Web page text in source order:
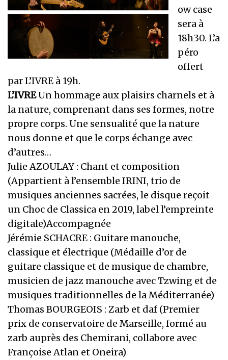
ow case
sera à
18h30. L’a
péro
offert
par L’IVRE à 19h.
L’IVREUn hommage aux plaisirs charnels et à
la nature, comprenant dans ses formes, notre
propre corps. Une sensualité que la nature
nous donne et que le corps échange avec
d’autres…
Julie AZOULAY : Chant et composition
(Appartient à l’ensemble IRINI, trio de
musiques anciennes sacrées, le disque reçoit
un Choc de Classica en 2019, label l’empreinte
digitale)Accompagnée
Jérémie SCHACRE : Guitare manouche,
classique et électrique (Médaille d’or de
guitare classique et de musique de chambre,
musicien de jazz manouche avec Tzwing et de
musiques traditionnelles de la Méditerranée)
Thomas BOURGEOIS : Zarb et daf (Premier
prix de conservatoire de Marseille, formé au
zarb auprès des Chemirani, collabore avec
Françoise Atlan et Oneira)